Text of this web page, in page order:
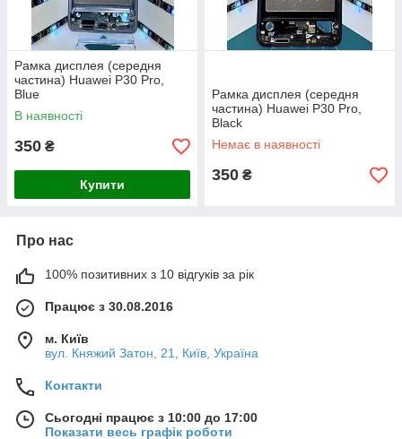
Рамка дисплея (середня
частина) Huawei P30 Pro,
Blue
В наявності
350 ₴
Купити
Рамка дисплея (середня
частина) Huawei P30 Pro,
Black
Немає в наявності
350 ₴
Про нас
100% позитивних з 10 відгуків за рік
Працює з 30.08.2016
м. Київ
вул. Княжий Затон, 21, Київ, Україна
Контакти
Сьогодні працює з 10:00 до 17:00
Показати весь графік роботи